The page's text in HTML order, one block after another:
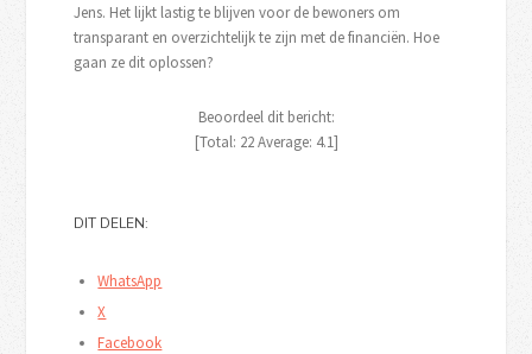
Jens. Het lijkt lastig te blijven voor de bewoners om
transparant en overzichtelijk te zijn met de financiën. Hoe
gaan ze dit oplossen?
Beoordeel dit bericht:
[Total: 22Average: 4.1]
DIT DELEN:
WhatsApp
X
Facebook